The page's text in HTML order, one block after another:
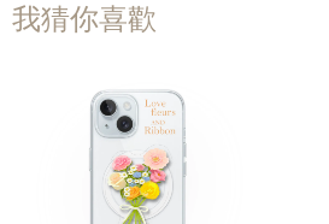
我猜你喜歡